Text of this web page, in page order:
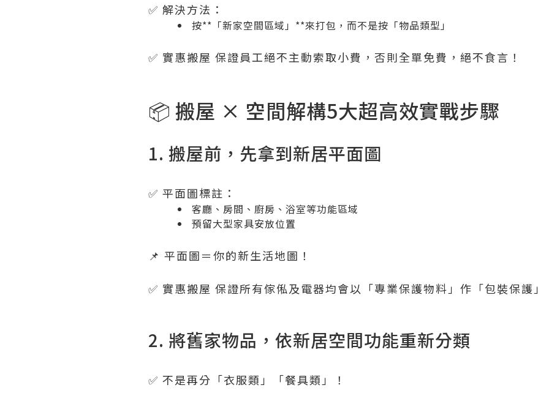
✅ 解決方法：
按**「新家空間區域」**來打包，而不是按「物品類型」
✅ 實惠搬屋 保證員工絕不主動索取小費，否則全單免費，絕不食言！
📦 搬屋 × 空間解構5大超高效實戰步驟
1. 搬屋前，先拿到新居平面圖
✅ 平面圖標註：
客廳、房間、廚房、浴室等功能區域
預留大型家具安放位置
📌 平面圖＝你的新生活地圖！
✅ 實惠搬屋 保證所有傢俬及電器均會以「專業保護物料」作「包裝保護」
2. 將舊家物品，依新居空間功能重新分類
✅ 不是再分「衣服類」「餐具類」！